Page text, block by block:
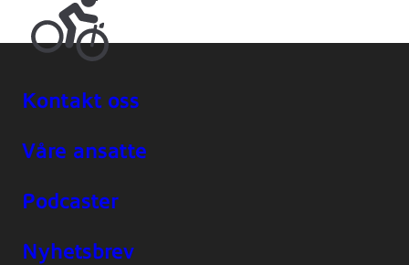
Kontakt oss
Våre ansatte
Podcaster
Nyhetsbrev